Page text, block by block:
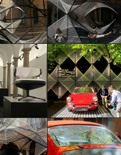
of Dreams
The Art of Dreams
Sofia Ciccarelli
of Dreams
The Art of Dreams
Sofia Ciccarelli